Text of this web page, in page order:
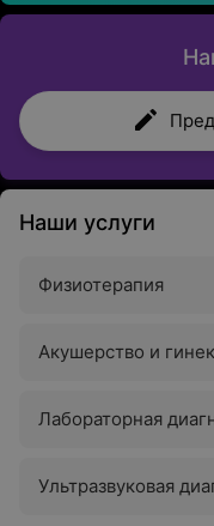
Наши услуги
Физиотерапия
Акушерство и
Лабораторная
Ультразвуковая